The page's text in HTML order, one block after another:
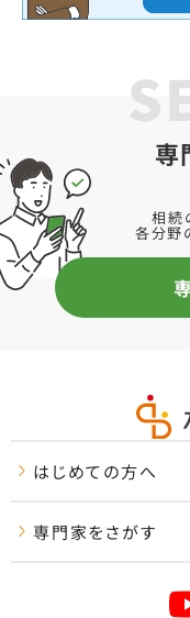
専
相続
各分野
はじめての方へ
専門家をさがす